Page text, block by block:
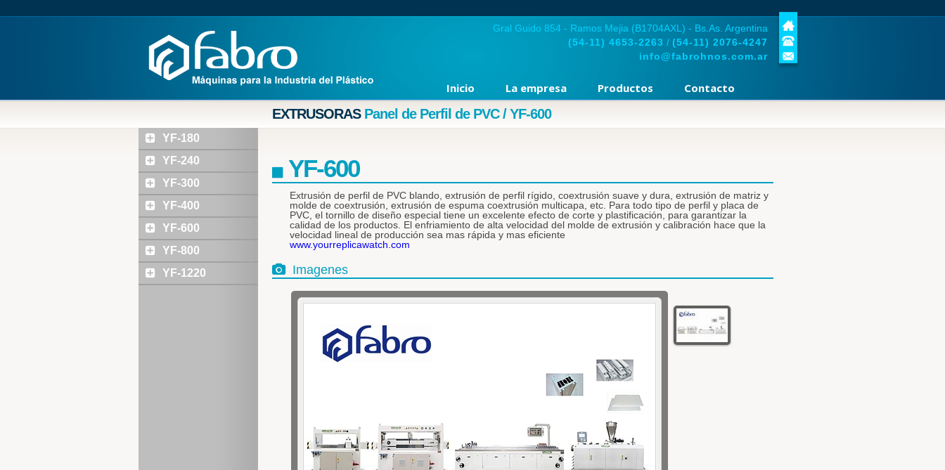
Gral Guido 854 - Ramos Mejia (B1704AXL) - Bs.As. Argentina
(54-11) 4653-2263 / (54-11) 2076-4247
info@fabrohnos.com.ar
Inicio La empresa Productos Contacto
EXTRUSORASPanel de Perfil de PVC / YF-600
YF-180
YF-240
YF-300
YF-400
YF-600
YF-800
YF-1220
YF-600
Extrusión de perfil de PVC blando, extrusión de perfil rígido, coextrusión suave y dura, extrusión de matriz y
molde de coextrusión, extrusión de espuma coextrusión multicapa, etc. Para todo tipo de perfil y placa de
PVC, el tornillo de diseño especial tiene un excelente efecto de corte y plastificación, para garantizar la
calidad de los productos. El enfriamiento de alta velocidad del molde de extrusión y calibración hace que la
velocidad lineal de producción sea mas rápida y mas eficiente
www.yourreplicawatch.com
Imagenes